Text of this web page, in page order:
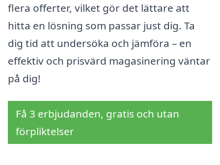
flera offerter, vilket gör det lättare att
hitta en lösning som passar just dig. Ta
dig tid att undersöka och jämföra – en
effektiv och prisvärd magasinering väntar
på dig!
Få 3 erbjudanden, gratis och utan
förpliktelser